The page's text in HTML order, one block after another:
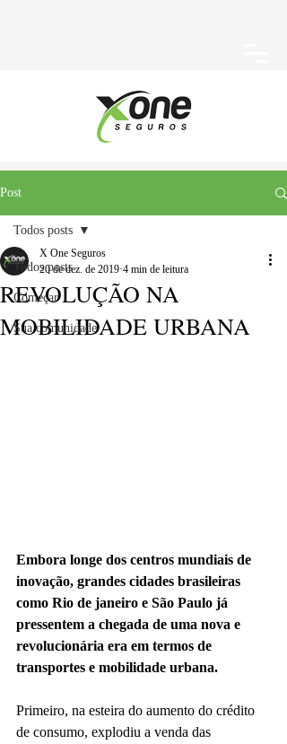
Post
Todos posts
Começar
Sua comunidade
Todos posts
REVOLUÇÃO NA
MOBILIDADE URBANA
X One Seguros
20 de dez. de 2019 4 min de leitura
Embora longe dos centros mundiais de
inovação, grandes cidades brasileiras
como Rio de janeiro e São Paulo já
pressentem a chegada de uma nova e
revolucionária era em termos de
transportes e mobilidade urbana.
Primeiro, na esteira do aumento do crédito
de consumo, explodiu a venda das